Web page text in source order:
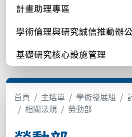
計畫助理專區
學術倫理與研究誠信推動辦
基礎研究核心設施管理
首頁 主選單 學術發展組
相關法規
勞動部